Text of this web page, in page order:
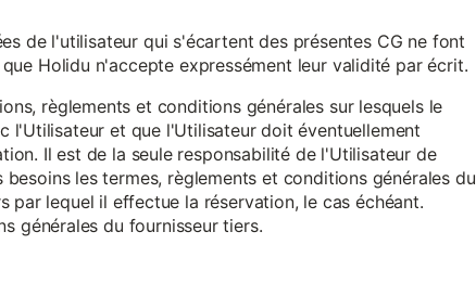
de l'utilisateur qui s'écartent des présentes CG ne font
Holidu n'accepte expressément leur validité par écrit.
règlements et conditions générales sur lesquels le
et que l'Utilisateur doit éventuellement
Il est de la seule responsabilité de l'Utilisateur de
les termes, règlements et conditions générales du
lequel il effectue la réservation, le cas échéant.
générales du fournisseur tiers.